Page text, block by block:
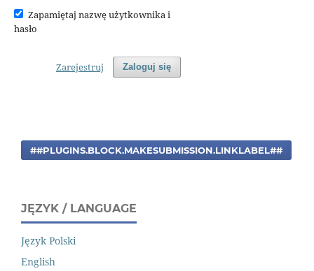
Zapamiętaj nazwę użytkownika i
hasło
Zaloguj się
Zarejestruj
##PLUGINS.BLOCK.MAKESUBMISSION.LINKLABEL##
JĘZYK / LANGUAGE
Język Polski
English